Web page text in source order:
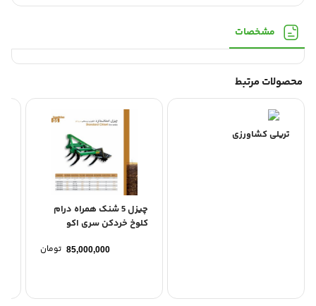
مشخصات
محصولات مرتبط
تریلی کشاورزی
چیزل 5 شنک همراه درام
کلوخ خردکن سری اکو
85,000,000 تومان